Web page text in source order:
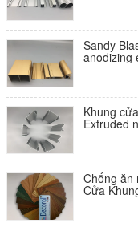
Sandy
anodizing
Khung
Extruded
Chống ăn
Cửa